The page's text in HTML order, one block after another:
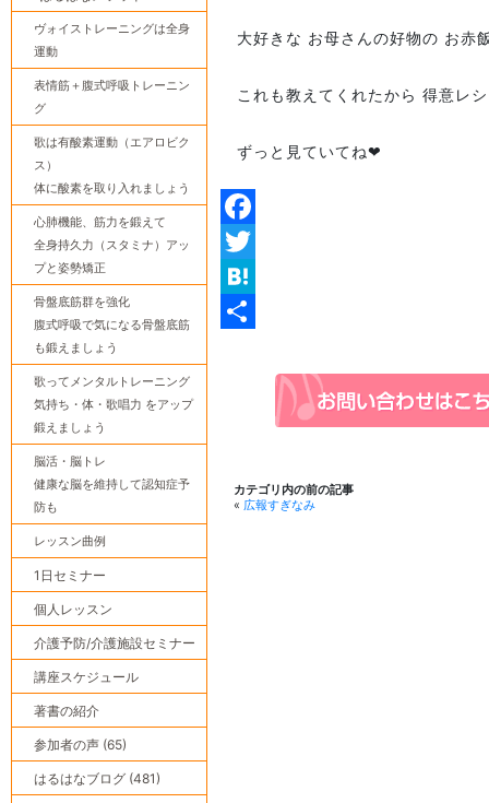
大好きな お母さんの好物の お赤
これも教えてくれたから 得意レ
ずっと見ていてね❤
Facebook
Twitter
Hatena
カテゴリ内の前の記事
« 広報すぎなみ
ヴォイストレーニングは全身
運動
表情筋＋腹式呼吸トレーニン
グ
歌は有酸素運動（エアロビク
ス）
体に酸素を取り入れましょう
心肺機能、筋力を鍛えて
全身持久力（スタミナ）アッ
プと姿勢矯正
骨盤底筋群を強化
腹式呼吸で気になる骨盤底筋
も鍛えましょう
歌ってメンタルトレーニング
気持ち・体・歌唱力 をアップ
鍛えましょう
脳活・脳トレ
健康な脳を維持して認知症予
防も
レッスン曲例
1日セミナー
個人レッスン
介護予防/介護施設セミナー
講座スケジュール
著書の紹介
参加者の声 (65)
はるはなブログ (481)